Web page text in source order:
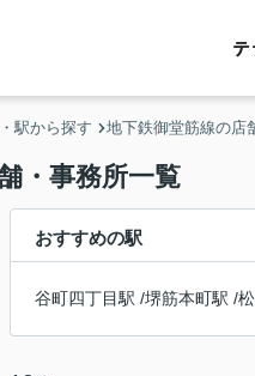
駅から探す 地下鉄御堂筋線の店
・事務所一覧
おすすめの駅
谷町四丁目駅 /堺筋本町駅 /